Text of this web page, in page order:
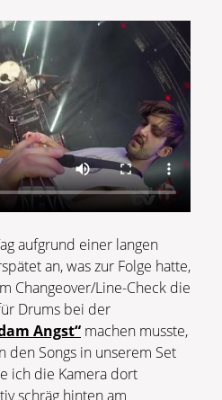
aufgrund einer langen
an, was zur Folge hatte,
Changeover/Line-Check die
Drums bei der
Angst“ machen musste,
den Songs in unserem Set
ich die Kamera dort
schräg hinten am